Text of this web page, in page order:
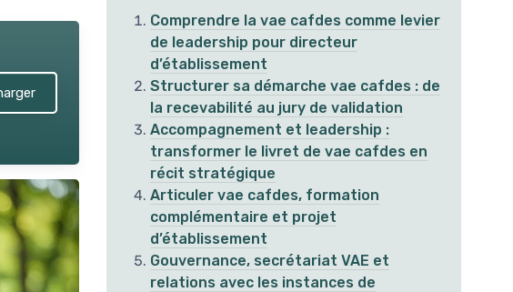
Comprendre la vae cafdes comme levier
de leadership pour directeur
d’établissement
Structurer sa démarche vae cafdes : de
la recevabilité au jury de validation
Accompagnement et leadership :
transformer le livret de vae cafdes en
récit stratégique
Articuler vae cafdes, formation
complémentaire et projet
d’établissement
Gouvernance, secrétariat VAE et
relations avec les instances de